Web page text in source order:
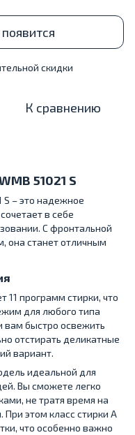
скидки
К сравнению
51021 S
S – это надежное
в себе
С фронтальной
она станет отличным
11 программ стирки, что
для любого типа
вам быстро освежить
отстирать деликатные
вариант.
идеальной для
Вы сможете легко
не тратя время на
этом класс стирки A
что особенно важно